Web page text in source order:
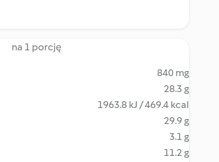
na 1 porcję
840 mg
28.3 g
1963.8 kJ / 469.4 kcal
29.9 g
3.1 g
11.2 g